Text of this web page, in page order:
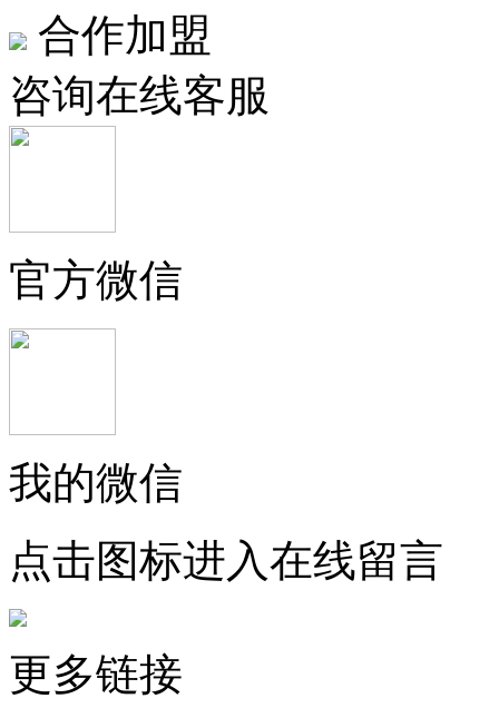
合作加盟
咨询在线客服
官方微信
我的微信
点击图标进入在线留言
更多链接